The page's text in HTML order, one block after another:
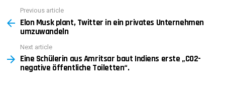
more
Previous article
Elon Musk plant, Twitter in ein privates Unternehmen
umzuwandeln
Next article
Eine Schülerin aus Amritsar baut Indiens erste „CO2-
negative öffentliche Toiletten“.